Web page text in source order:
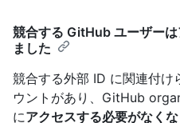
競合する GitHub ユーザー
ました
競合する外部 ID に関連付
ウントがあり、GitHub
にアクセスする必要がなく